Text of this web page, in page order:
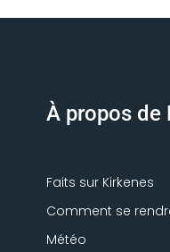
À propos de
Faits sur Kirkenes
Comment se
Météo